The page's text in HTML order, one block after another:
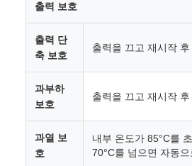
출력 보호
출력 단
축 보호
출력을 끄고 재시작 후
과부하
보호
출력을 끄고 재시작 후
과열 보
호
내부 온도가 85°C를
70°C를 넘으면 자동으